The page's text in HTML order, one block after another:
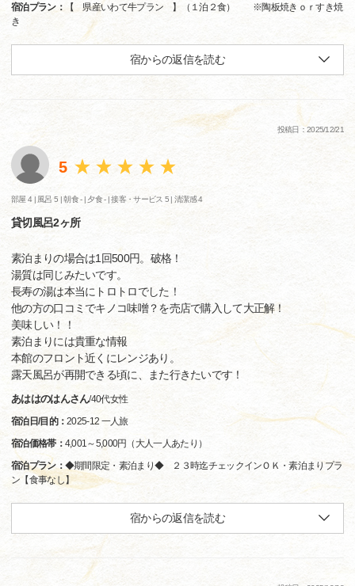
宿泊プラン：
【 県産いわて牛プラン 】（１泊２食） ※陶板焼きｏｒすき焼
き
宿からの返信を読む
投稿日：2025/12/21
5
部屋 4 | 風呂 5 |朝食 - | 夕食 - |接客・サービス 5 |清潔感 4
貸切風呂2ヶ所
素泊まりの場合は1回500円。破格！
湯質は同じみたいです。
長寿の湯は本当にトロトロでした！
他の方の口コミでキノコ味噌？を売店で購入して大正解！
美味しい！！
素泊まりには貴重な情報
本館のフロント近くにレンジあり。
露天風呂が再開できる頃に、また行きたいです！
あははのはんさん/40代女性
宿泊日/目的：2025-12 一人旅
宿泊価格帯： 4,001～5,000円（大人一人あたり）
宿泊プラン： ◆期間限定・素泊まり◆ ２３時迄チェックインＯＫ・素泊まりプラ
ン【食事なし】
宿からの返信を読む